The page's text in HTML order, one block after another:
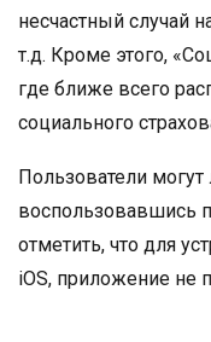
несчастный случай
т.д. Кроме этого,
где ближе всего
социального
Пользователи могут
воспользовавшись
отметить, что для
iOS, приложение не